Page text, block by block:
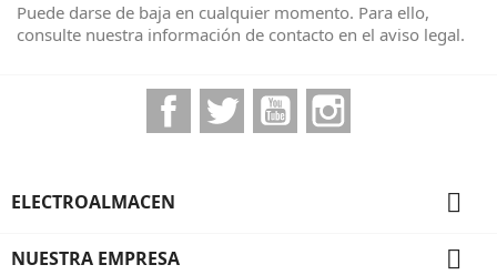
Puede darse de baja en cualquier momento. Para ello,
consulte nuestra información de contacto en el aviso legal.
FacebookTwitter YouTube
ELECTROALMACEN 
NUESTRA EMPRESA 